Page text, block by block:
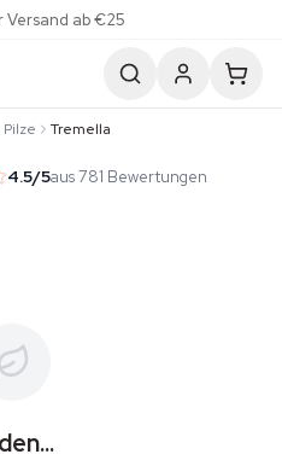
Versand ab €25
Tremella
4.5/5aus 781 Bewertungen